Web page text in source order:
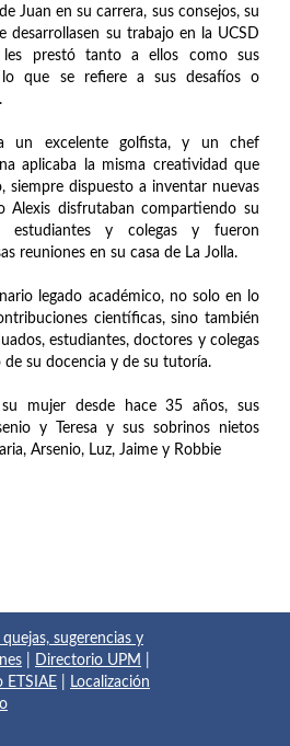
Juan en su carrera, sus consejos, su
desarrollasen su trabajo en la UCSD
prestó tanto a ellos como sus
lo que se refiere a sus desafíos o
un excelente golfista, y un chef
aplicaba la misma creatividad que
siempre dispuesto a inventar nuevas
Alexis disfrutaban compartiendo su
estudiantes y colegas y fueron
reuniones en su casa de La Jolla.
legado académico, no solo en lo
científicas, sino también
estudiantes, doctores y colegas
de su docencia y de su tutoría.
su mujer desde hace 35 años, sus
y Teresa y sus sobrinos nietos
Arsenio, Luz, Jaime y Robbie
sugerencias y
Directorio UPM
ETSIAE
Localización